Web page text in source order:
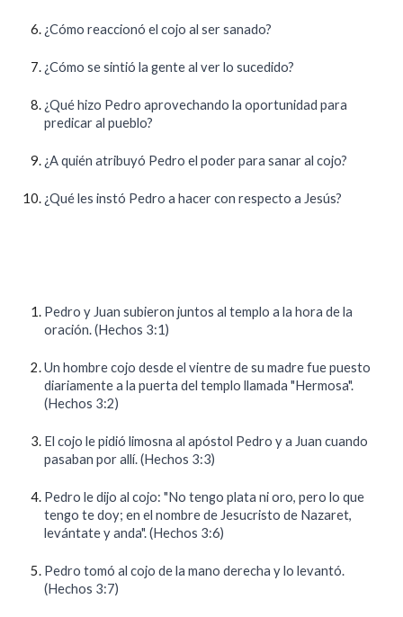
¿Cómo reaccionó el cojo al ser sanado?
¿Cómo se sintió la gente al ver lo sucedido?
¿Qué hizo Pedro aprovechando la oportunidad para
predicar al pueblo?
¿A quién atribuyó Pedro el poder para sanar al cojo?
¿Qué les instó Pedro a hacer con respecto a Jesús?
Pedro y Juan subieron juntos al templo a la hora de la
oración. (Hechos 3:1)
Un hombre cojo desde el vientre de su madre fue puesto
diariamente a la puerta del templo llamada "Hermosa".
(Hechos 3:2)
El cojo le pidió limosna al apóstol Pedro y a Juan cuando
pasaban por allí. (Hechos 3:3)
Pedro le dijo al cojo: "No tengo plata ni oro, pero lo que
tengo te doy; en el nombre de Jesucristo de Nazaret,
levántate y anda". (Hechos 3:6)
Pedro tomó al cojo de la mano derecha y lo levantó.
(Hechos 3:7)